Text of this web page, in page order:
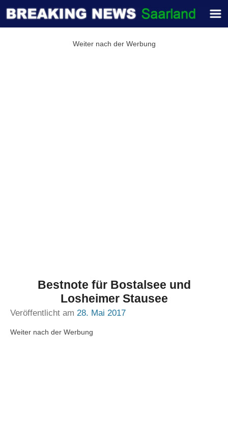
Weiter nach der Werbung
Bestnote für Bostalsee und
Losheimer Stausee
Veröffentlicht am 28. Mai 2017
Weiter nach der Werbung